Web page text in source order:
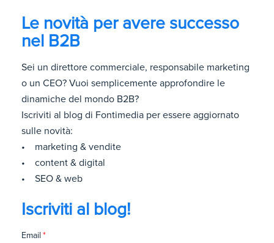
Le novità per avere successo
nel B2B
Sei un direttore commerciale, responsabile marketing
o un CEO? Vuoi semplicemente approfondire le
dinamiche del mondo B2B?
Iscriviti al blog di Fontimedia per essere aggiornato
sulle novità:
• marketing & vendite
• content & digital
• SEO & web
Iscriviti al blog!
Email *